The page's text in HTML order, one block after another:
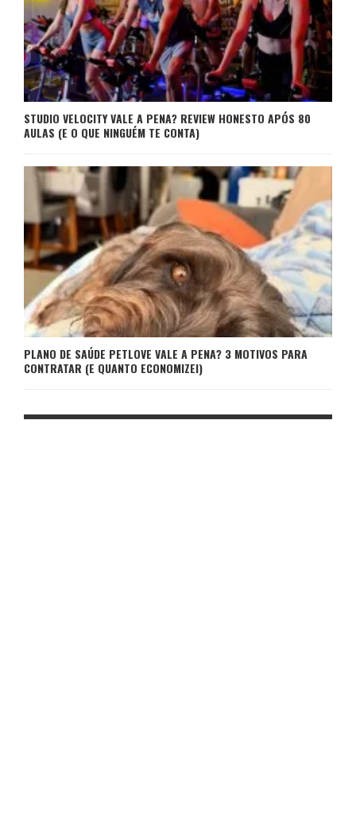
STUDIO VELOCITY VALE A PENA? REVIEW HONESTO APÓS 80
AULAS (E O QUE NINGUÉM TE CONTA)
PLANO DE SAÚDE PETLOVE VALE A PENA? 3 MOTIVOS PARA
CONTRATAR (E QUANTO ECONOMIZEI)